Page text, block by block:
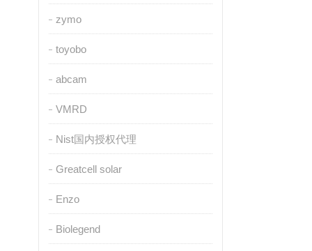
zymo
toyobo
abcam
VMRD
Nist国内授权代理
Greatcell solar
Enzo
Biolegend